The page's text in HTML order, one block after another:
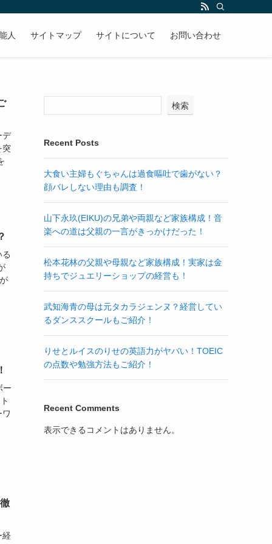
人 サイトマップ サイトについて お問い合わせ
デ
突
ー
経
検索
Recent Posts
大食い主婦もぐちゃんは過食嘔吐で歯がない？
顔バレしない理由も調査！
山下永玖(EIKU)の兄弟や両親など家族構成！音
楽への道は父親の一言がきっかけだった！
松本花林の父親や母親など家族構成！実家は金
持ちでジュエリーショップの経営も！
武知海青の母は元タカラジェンヌ？経営してい
るダンススクールもご紹介！
りせとルイスのりせの英語力がヤバい！TOEIC
の点数や勉強方法もご紹介！
Recent Comments
表示できるコメントはありません。